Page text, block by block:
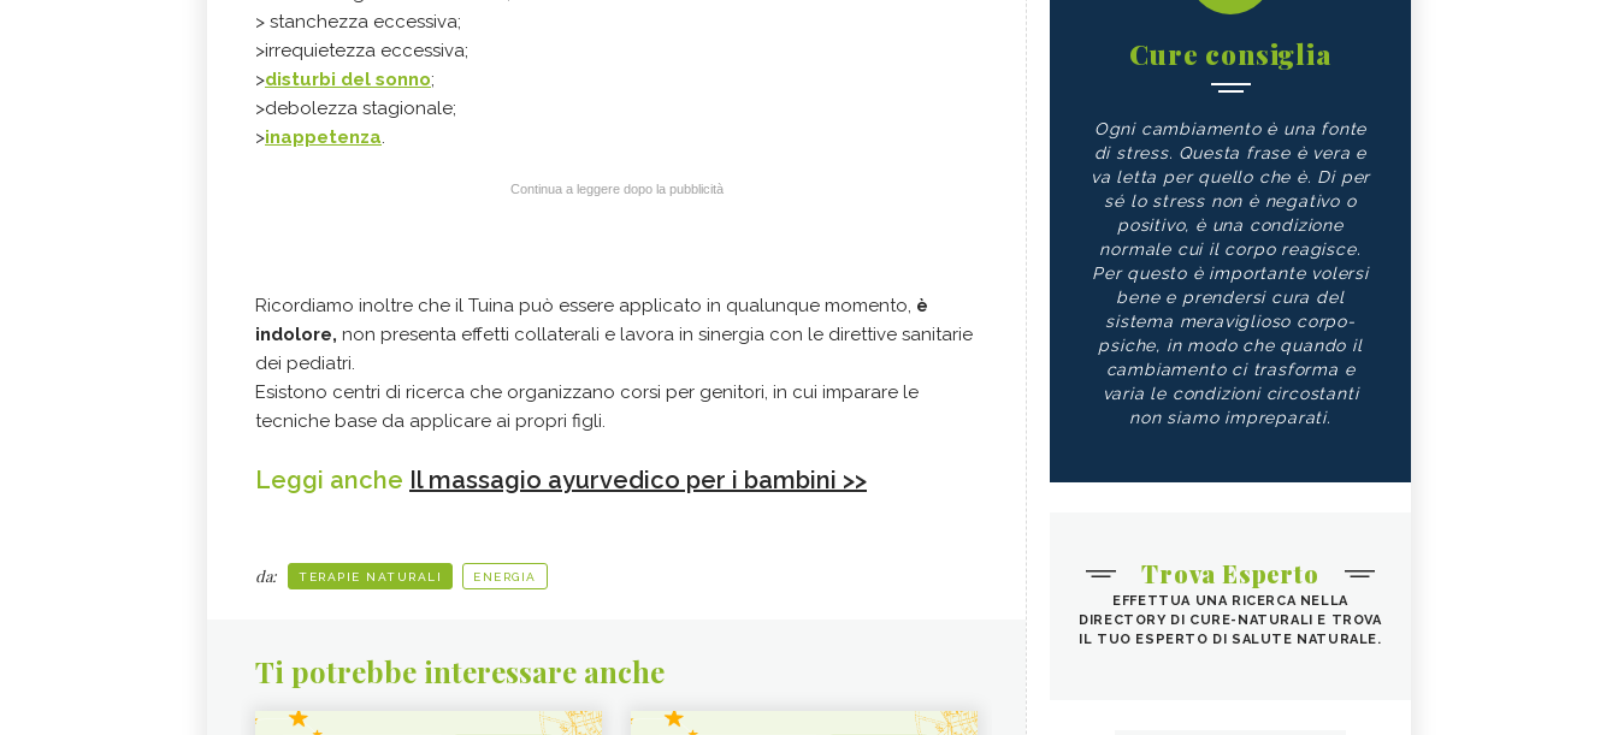
> stanchezza eccessiva;
>irrequietezza eccessiva;
>disturbi del sonno;
>debolezza stagionale;
>inappetenza.
Continua a leggere dopo la pubblicità
Ricordiamo inoltre che il Tuina può essere applicato in qualunque momento, è
indolore, non presenta effetti collaterali e lavora in sinergia con le direttive sanitarie
dei pediatri.
Esistono centri di ricerca che organizzano corsi per genitori, in cui imparare le
tecniche base da applicare ai propri figli.
Leggi anche Il massagio ayurvedico per i bambini >>
da: TERAPIE NATURALI ENERGIA
Ti potrebbe interessare anche
Cure consiglia
Ogni cambiamento è una fonte
di stress. Questa frase è vera e
va letta per quello che è. Di per
sé lo stress non è negativo o
positivo, è una condizione
normale cui il corpo reagisce.
Per questo è importante volersi
bene e prendersi cura del
sistema meraviglioso corpo-
psiche, in modo che quando il
cambiamento ci trasforma e
varia le condizioni circostanti
non siamo impreparati.
Trova Esperto
EFFETTUA UNA RICERCA NELLA
DIRECTORY DI CURE-NATURALI E TROVA
IL TUO ESPERTO DI SALUTE NATURALE.